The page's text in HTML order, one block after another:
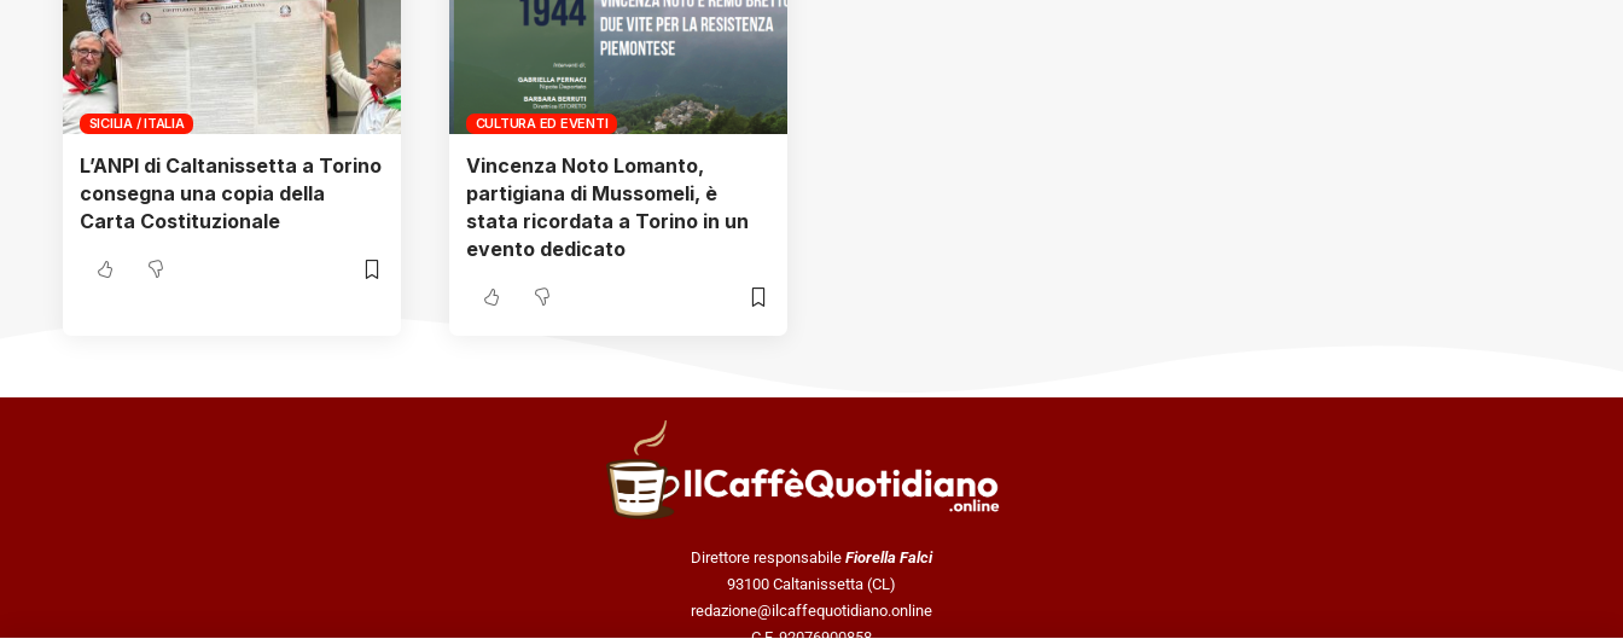
SICILIA / ITALIA
L’ANPI di Caltanissetta a Torino
consegna una copia della
Carta Costituzionale
CULTURA ED EVENTI
Vincenza Noto Lomanto,
partigiana di Mussomeli, è
stata ricordata a Torino in un
evento dedicato
Direttore responsabile Fiorella Falci
93100 Caltanissetta (CL)
redazione@ilcaffequotidiano.online